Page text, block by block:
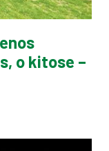
o kitose –